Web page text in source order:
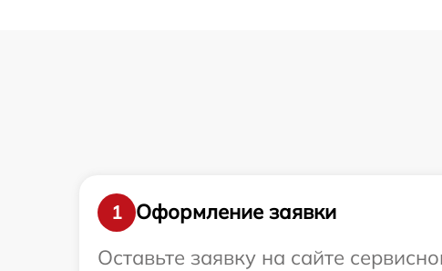
1
Оформление заявки
Оставьте заявку на сайте